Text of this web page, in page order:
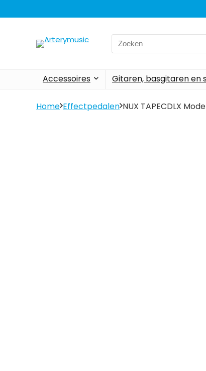
Search
for:
Accessoires Gitaren, basgitaren en
Home Effectpedalen NUX TAPECDLX